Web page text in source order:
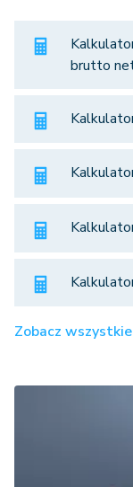
brutto
Zobacz